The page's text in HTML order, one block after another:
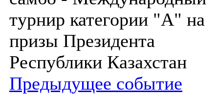
турнир категории "А" на
призы Президента
Республики Казахстан
Предыдущее событие